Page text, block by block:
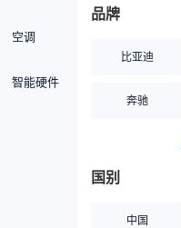
空调
智能硬件
品牌
比亚迪
奔驰
国别
中国